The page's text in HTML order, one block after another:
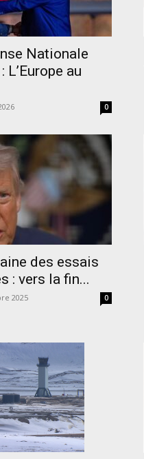
Nationale
au
0
des essais
: vers la fin...
2025 0